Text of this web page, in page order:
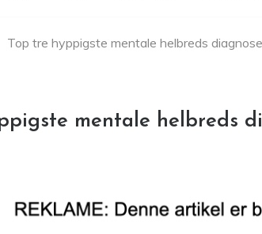
Top tre hyppigste mentale helbreds
mentale helbreds